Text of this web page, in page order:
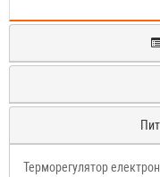
Терморегулятор